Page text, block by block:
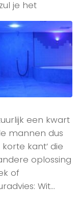
je het
een kwart
mannen dus
kant’ die
oplossing
of
Wit…